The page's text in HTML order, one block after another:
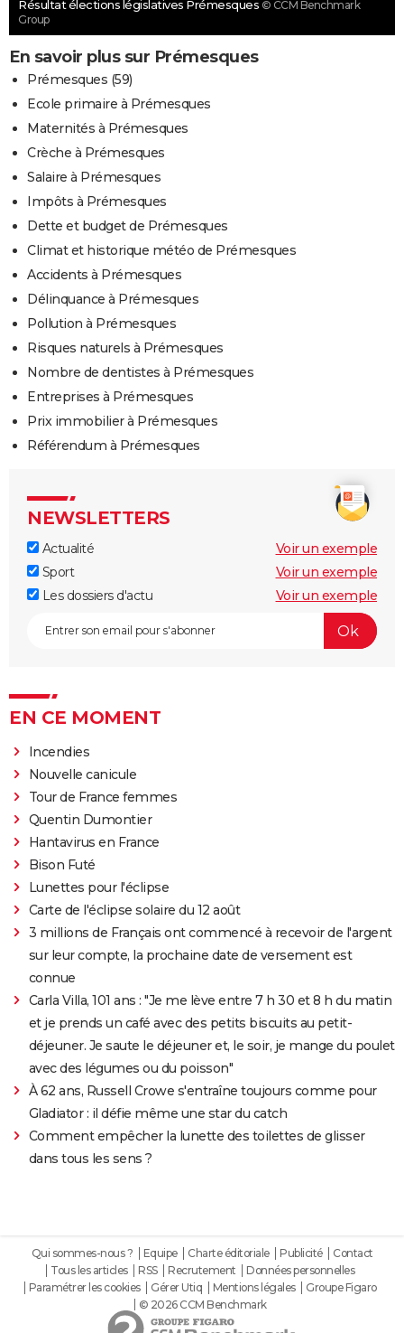
Résultat élections législatives Prémesques © CCM Benchmark
Group
En savoir plus sur Prémesques
Prémesques (59)
Ecole primaire à Prémesques
Maternités à Prémesques
Crèche à Prémesques
Salaire à Prémesques
Impôts à Prémesques
Dette et budget de Prémesques
Climat et historique météo de Prémesques
Accidents à Prémesques
Délinquance à Prémesques
Pollution à Prémesques
Risques naturels à Prémesques
Nombre de dentistes à Prémesques
Entreprises à Prémesques
Prix immobilier à Prémesques
Référendum à Prémesques
NEWSLETTERS
Actualité
Voir un exemple
Sport
Voir un exemple
Les dossiers d'actu
Voir un exemple
EN CE MOMENT
Incendies
Nouvelle canicule
Tour de France femmes
Quentin Dumontier
Hantavirus en France
Bison Futé
Lunettes pour l'éclipse
Carte de l'éclipse solaire du 12 août
3 millions de Français ont commencé à recevoir de l'argent
sur leur compte, la prochaine date de versement est
connue
Carla Villa, 101 ans : "Je me lève entre 7 h 30 et 8 h du matin
et je prends un café avec des petits biscuits au petit-
déjeuner. Je saute le déjeuner et, le soir, je mange du poulet
avec des légumes ou du poisson"
À 62 ans, Russell Crowe s'entraîne toujours comme pour
Gladiator : il défie même une star du catch
Comment empêcher la lunette des toilettes de glisser
dans tous les sens ?
Qui sommes-nous ? Equipe Charte éditoriale Publicité
Contact
Tous les articles
RSS Recrutement
Données personnelles
Paramétrer les cookies
Gérer Utiq Mentions légales
Groupe Figaro
© 2026 CCM Benchmark